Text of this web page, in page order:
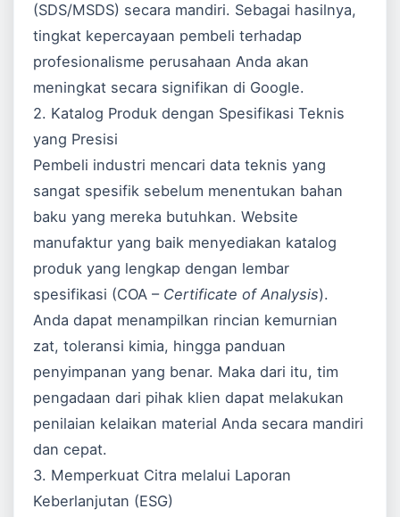
(SDS/MSDS) secara mandiri. Sebagai hasilnya,
tingkat kepercayaan pembeli terhadap
profesionalisme perusahaan Anda akan
meningkat secara signifikan di Google.
2. Katalog Produk dengan Spesifikasi Teknis
yang Presisi
Pembeli industri mencari data teknis yang
sangat spesifik sebelum menentukan bahan
baku yang mereka butuhkan. Website
manufaktur yang baik menyediakan katalog
produk yang lengkap dengan lembar
spesifikasi (COA – Certificate of Analysis).
Anda dapat menampilkan rincian kemurnian
zat, toleransi kimia, hingga panduan
penyimpanan yang benar. Maka dari itu, tim
pengadaan dari pihak klien dapat melakukan
penilaian kelaikan material Anda secara mandiri
dan cepat.
3. Memperkuat Citra melalui Laporan
Keberlanjutan (ESG)